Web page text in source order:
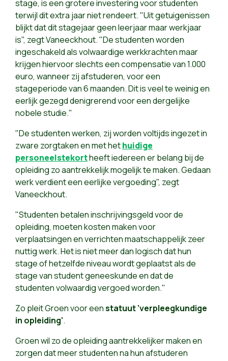
stage, is een grotere investering voor studenten
terwijl dit extra jaar niet rendeert. "Uit getuigenissen
blijkt dat dit stagejaar geen leerjaar maar werkjaar
is", zegt Vaneeckhout. "De studenten worden
ingeschakeld als volwaardige werkkrachten maar
krijgen hiervoor slechts een compensatie van 1.000
euro, wanneer zij afstuderen, voor een
stageperiode van 6 maanden. Dit is veel te weinig en
eerlijk gezegd denigrerend voor een dergelijke
nobele studie."
"De studenten werken, zij worden voltijds ingezet in
zware zorgtaken en met hethuidige
personeelstekortheeft iedereen er belang bij de
opleiding zo aantrekkelijk mogelijk te maken. Gedaan
werk verdient een eerlijke vergoeding", zegt
Vaneeckhout.
"Studenten betalen inschrijvingsgeld voor de
opleiding, moeten kosten maken voor
verplaatsingen en verrichten maatschappelijk zeer
nuttig werk. Het is niet meer dan logisch dat hun
stage of hetzelfde niveau wordt geplaatst als de
stage van student geneeskunde en dat de
studenten volwaardig vergoed worden."
Zo pleit Groen voor eenstatuut 'verpleegkundige
in opleiding'.
Groen wil zo de opleiding aantrekkelijker maken en
zorgen dat meer studenten na hun afstuderen